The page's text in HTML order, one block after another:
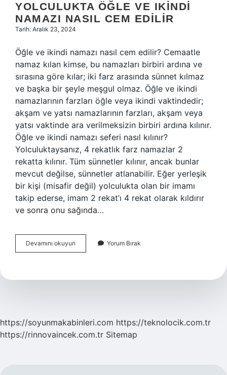
YOLCULUKTA ÖĞLE VE IKINDI
NAMAZI NASIL CEM EDILIR
Tarih: Aralık 23, 2024
Öğle ve ikindi namazı nasıl cem edilir? Cemaatle
namaz kılan kimse, bu namazları birbiri ardına ve
sırasına göre kılar; iki farz arasında sünnet kılmaz
ve başka bir şeyle meşgul olmaz. Öğle ve ikindi
namazlarının farzları öğle veya ikindi vaktindedir;
akşam ve yatsı namazlarının farzları, akşam veya
yatsı vaktinde ara verilmeksizin birbiri ardına kılınır.
Öğle ve ikindi namazı seferi nasıl kılınır?
Yolculuktaysanız, 4 rekatlık farz namazlar 2
rekatta kılınır. Tüm sünnetler kılınır, ancak bunlar
mevcut değilse, sünnetler atlanabilir. Eğer yerleşik
bir kişi (misafir değil) yolculukta olan bir imamı
takip ederse, imam 2 rekat’ı 4 rekat olarak kıldırır
ve sonra onu sağında…
Devamını okuyun Yolculukta
Öğle
Namazı
Yorum Bırak
https://soyunmakabinleri.com https://teknolocik.com.tr
https://rinnovaincek.com.tr Sitemap